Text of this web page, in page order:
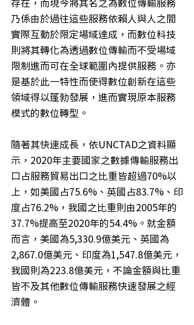
乃係由於過往這些服務依賴人與人之間
實際互動於限定場域達成，而數位科技
則將其轉化為透過數位傳輸而不受場域
限制進而可在全球範圍內提供服務。亦
是基於此一特性而使得數位創新在這些
領域得以蓬勃發展，進而實現原本服務
模式的數位轉型。
隨著其快速成長，依UNCTAD之資料顯
示，2020年主要國家之數據傳輸服務出
口占服務貿易出口之比重皆超過70%以
上，如美國占75.6%、英國占83.7%、印
度占76.2%，我國之比重則由2005年的
37.7%提高至2020年的54.4%。就金額
而言，美國為5,330.9億美元、英國為
2,867.0億美元、印度為1,547.8億美元，
我國則為223.8億美元，不論金額與比重
皆不及其他數位傳輸服務快速發展之經
濟體。